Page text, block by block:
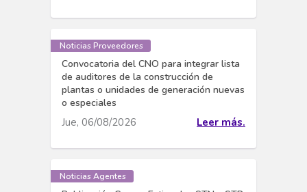
Noticias Proveedores
Convocatoria del CNO para integrar lista
de auditores de la construcción de
plantas o unidades de generación nuevas
o especiales
Jue, 06/08/2026 Leer más.
Noticias Agentes